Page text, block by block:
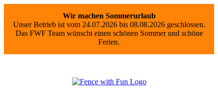
Wir machen Sommerurlaub
Unser Betrieb ist vom 24.07.2026 bis 08.08.2026 geschlossen.
Das FWF Team wünscht einen schönen Sommer und schöne
Ferien.